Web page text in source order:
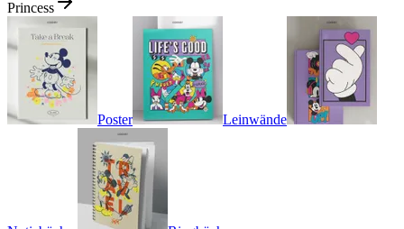
Princess
Poster Leinwände